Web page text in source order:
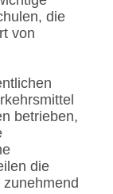
die
von
betrieben,
die